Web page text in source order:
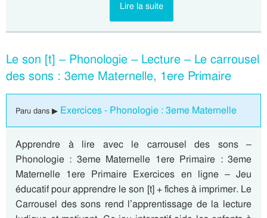
Lire la suite
Le son [t] – Phonologie – Lecture – Le carrousel
des sons : 3eme Maternelle, 1ere Primaire
Paru dans ▶ Exercices - Phonologie : 3eme Maternelle
Apprendre à lire avec le carrousel des sons –
Phonologie : 3eme Maternelle 1ere Primaire : 3eme
Maternelle 1ere Primaire Exercices en ligne – Jeu
éducatif pour apprendre le son [t] + fiches à imprimer. Le
Carrousel des sons rend l’apprentissage de la lecture